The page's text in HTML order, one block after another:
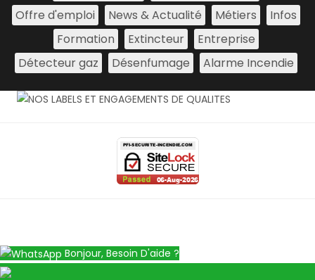
Offre d'emploi
News & Actualité Métiers
Infos
Formation
Extincteur
Entreprise
Détecteur gaz
Désenfumage Alarme Incendie
Bonjour, Besoin D'aide ?